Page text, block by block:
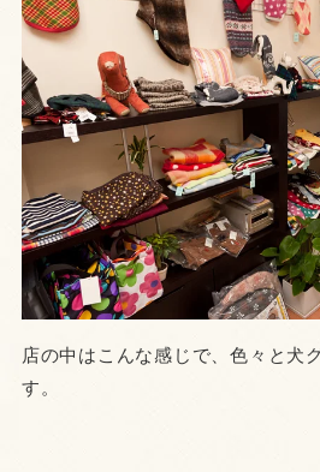
店の中はこんな感じで、色々と犬
す。